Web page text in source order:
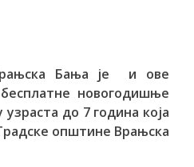
Бања је и ове
новогодишње
до 7 година која
општине Врањска